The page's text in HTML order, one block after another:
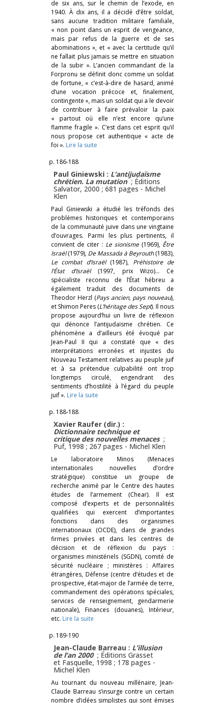
de six ans, sur le chemin de l’exode, en
1940. À dix ans, il a décidé d’être soldat,
sans aucune tradition militaire familiale,
« non point dans un esprit de vengeance,
mais par refus de la guerre et de ses
abominations », et « avec la certitude qu’il
ne fallait plus jamais se mettre en situation
de la subir ». L’ancien commandant de la
Forpronu se définit donc comme un soldat
de fortune, « c’est-à-dire de hasard, animé
d’une vocation précoce et, finalement,
contingente », mais un soldat qui a le devoir
de contribuer à faire prévaloir la paix
« partout où elle n’est encore qu’une
flamme fragile ». C’est dans cet esprit qu’il
nous propose cet authentique « acte de
foi ». Lire la suite
p. 186-188
Paul Giniewski : L’antijudaïsme
chrétien. La mutation ; Éditions
Salvator, 2000 ; 681 pages - Michel
Klen
Paul Giniewski a étudié les tréfonds des
problèmes historiques et contemporains
de la communauté juive dans une vingtaine
d’ouvrages. Parmi les plus pertinents, il
convient de citer : Le sionisme(1969), Être
Israël(1979), De Massada à Beyrouth(1983),
Le combat d’Israël(1987), Préhistoire de
l’État d’Israël(1997, prix Wizo)… Ce
spécialiste reconnu de l’État hébreu a
également traduit des documents de
Theodor Herzl (Pays ancien, pays nouveau),
et Shimon Peres (L’héritage des Sept). Il nous
propose aujourd’hui un livre de réflexion
qui dénonce l’antijudaïsme chrétien. Ce
phénomène a d’ailleurs été évoqué par
Jean-Paul II qui a constaté que « des
interprétations erronées et injustes du
Nouveau Testament relatives au peuple juif
et à sa prétendue culpabilité ont trop
longtemps circulé, engendrant des
sentiments d’hostilité à l’égard du peuple
juif ». Lire la suite
p. 188-188
Xavier Raufer (dir.) :
Dictionnaire technique et
critique des nouvelles menaces ;
Puf, 1998 ; 267 pages - Michel Klen
Le laboratoire Minos (Menaces
internationales nouvelles d’ordre
stratégique) constitue un groupe de
recherche animé par le Centre des hautes
études de l’armement (Chear). Il est
composé d’experts et de personnalités
qualifiées qui exercent d’importantes
fonctions dans des organismes
internationaux (OCDE), dans de grandes
firmes privées et dans les centres de
décision et de réflexion du pays :
organismes ministériels (SGDN), comité de
sécurité nucléaire ; ministères : Affaires
étrangères, Défense (centre d’études et de
prospective, état-major de l’armée de terre,
commandement des opérations spéciales,
services de renseignement, gendarmerie
nationale), Finances (douanes), Intérieur,
etc. Lire la suite
p. 189-190
Jean-Claude Barreau : L’illusion
de l’an 2000 ; Éditions Grasset
et Fasquelle, 1998 ; 178 pages -
Michel Klen
Au tournant du nouveau millénaire, Jean-
Claude Barreau s’insurge contre un certain
nombre d’idées simplistes qui sont émises